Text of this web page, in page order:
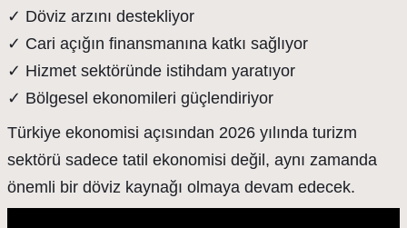
✓ Döviz arzını destekliyor
✓ Cari açığın finansmanına katkı sağlıyor
✓ Hizmet sektöründe istihdam yaratıyor
✓ Bölgesel ekonomileri güçlendiriyor
Türkiye ekonomisi açısından 2026 yılında turizm
sektörü sadece tatil ekonomisi değil, aynı zamanda
önemli bir döviz kaynağı olmaya devam edecek.